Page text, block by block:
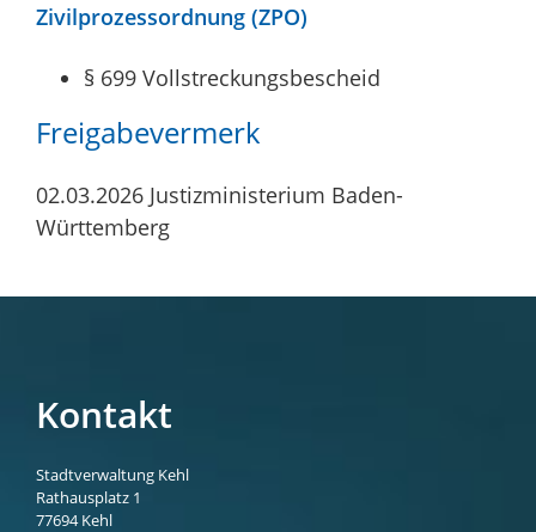
Zivilprozessordnung (ZPO)
§ 699 Vollstreckungsbescheid
Freigabevermerk
02.03.2026 Justizministerium Baden-
Württemberg
Kontakt
Stadtverwaltung Kehl
Rathausplatz 1
77694 Kehl